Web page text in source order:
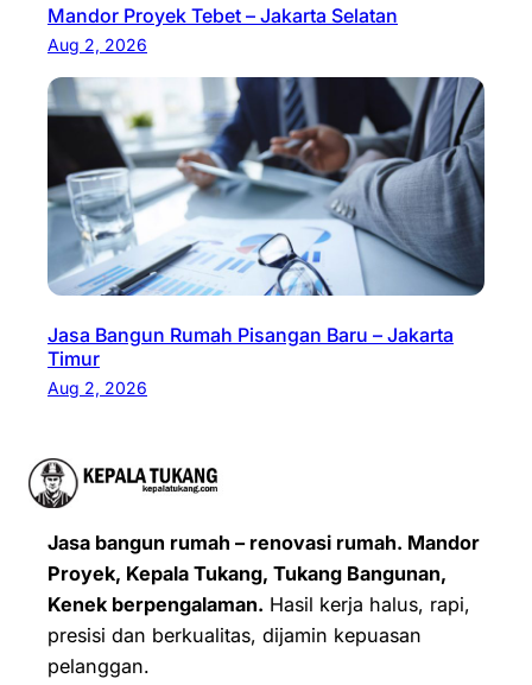
Mandor Proyek Tebet – Jakarta Selatan
Aug 2, 2026
Jasa Bangun Rumah Pisangan Baru – Jakarta
Timur
Aug 2, 2026
Jasa bangun rumah – renovasi rumah. Mandor
Proyek, Kepala Tukang, Tukang Bangunan,
Kenek berpengalaman. Hasil kerja halus, rapi,
presisi dan berkualitas, dijamin kepuasan
pelanggan.